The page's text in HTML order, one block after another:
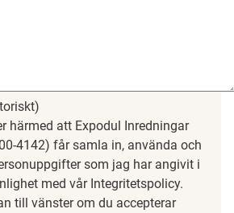
härmed att Expodul Inredningar
4142) får samla in, använda och
som jag har angivit i
med vår Integritetspolicy.
till vänster om du accepterar